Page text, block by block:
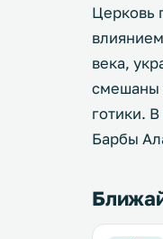
Церковь
века,
смешаны
готики.
Барбы